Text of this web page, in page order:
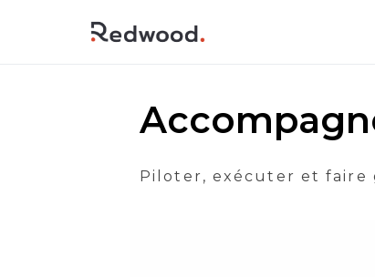
Piloter, exécuter et faire